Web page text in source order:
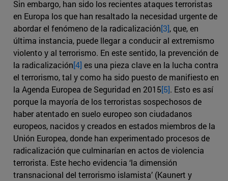
Sin embargo, han sido los recientes ataques terroristas
en Europa los que han resaltado la necesidad urgente de
abordar el fenómeno de la radicalización[3], que, en
última instancia, puede llegar a conducir al extremismo
violento y al terrorismo. En este sentido, la prevención de
la radicalización[4] es una pieza clave en la lucha contra
el terrorismo, tal y como ha sido puesto de manifiesto en
la Agenda Europea de Seguridad en 2015[5]. Esto es así
porque la mayoría de los terroristas sospechosos de
haber atentado en suelo europeo son ciudadanos
europeos, nacidos y creados en estados miembros de la
Unión Europea, donde han experimentado procesos de
radicalización que culminarían en actos de violencia
terrorista. Este hecho evidencia ‘la dimensión
transnacional del terrorismo islamista’ (Kaunert y